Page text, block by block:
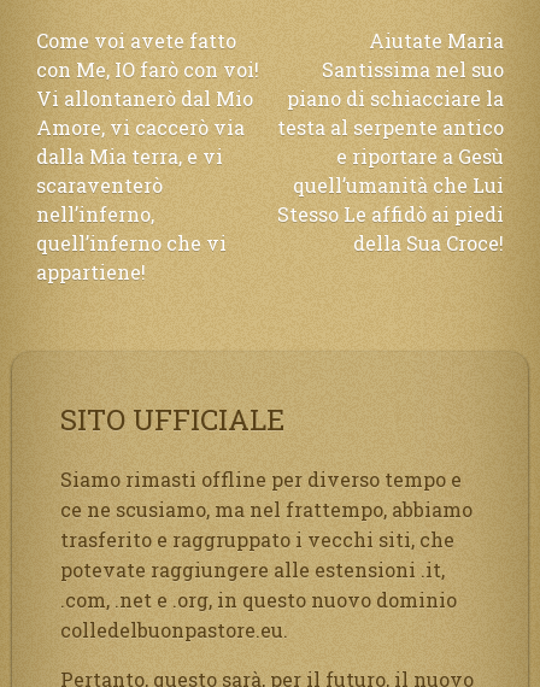
Navigazione
articoli
Come voi avete fatto
con Me, IO farò con voi!
Vi allontanerò dal Mio
Amore, vi caccerò via
dalla Mia terra, e vi
scaraventerò
nell’inferno,
quell’inferno che vi
appartiene!
Aiutate Maria
Santissima nel suo
piano di schiacciare la
testa al serpente antico
e riportare a Gesù
quell’umanità che Lui
Stesso Le affidò ai piedi
della Sua Croce!
SITO UFFICIALE
Siamo rimasti offline per diverso tempo e
ce ne scusiamo, ma nel frattempo, abbiamo
trasferito e raggruppato i vecchi siti, che
potevate raggiungere alle estensioni .it,
.com, .net e .org, in questo nuovo dominio
colledelbuonpastore.eu.
Pertanto, questo sarà, per il futuro, il nuovo